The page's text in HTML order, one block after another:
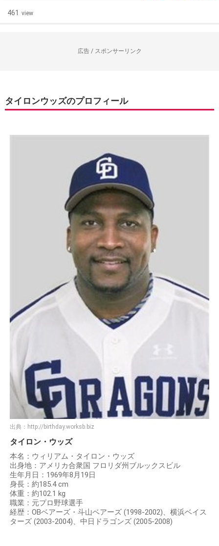
461 view
広告 / スポンサーリンク
タイロンウッズのプロフィール
出典： http://birthday.worksb.biz
タイロン・ウッズ
本名：ウィリアム・タイロン・ウッズ
出身地：アメリカ合衆国 フロリダ州ブルックスビル
生年月日：1969年8月19日
身長：約185.4 cm
体重：約102.1 kg
職業：元プロ野球選手
経歴：OBベアーズ・斗山ベアーズ (1998-2002)、横浜ベイス
ターズ (2003-2004)、中日ドラゴンズ (2005-2008)